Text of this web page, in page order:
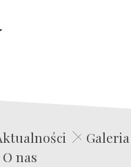
Edwin Film Agencja Aktorska
Galeria
O nas